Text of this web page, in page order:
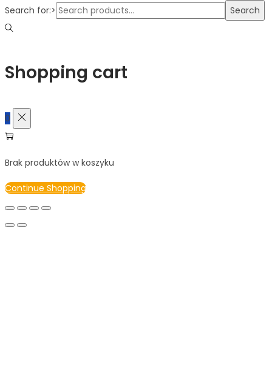
Search for:> Search
Shopping cart
0
Brak produktów w koszyku
Continue Shopping